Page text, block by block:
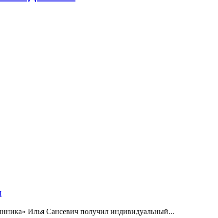
Илья Сансевич получил индивидуальный...